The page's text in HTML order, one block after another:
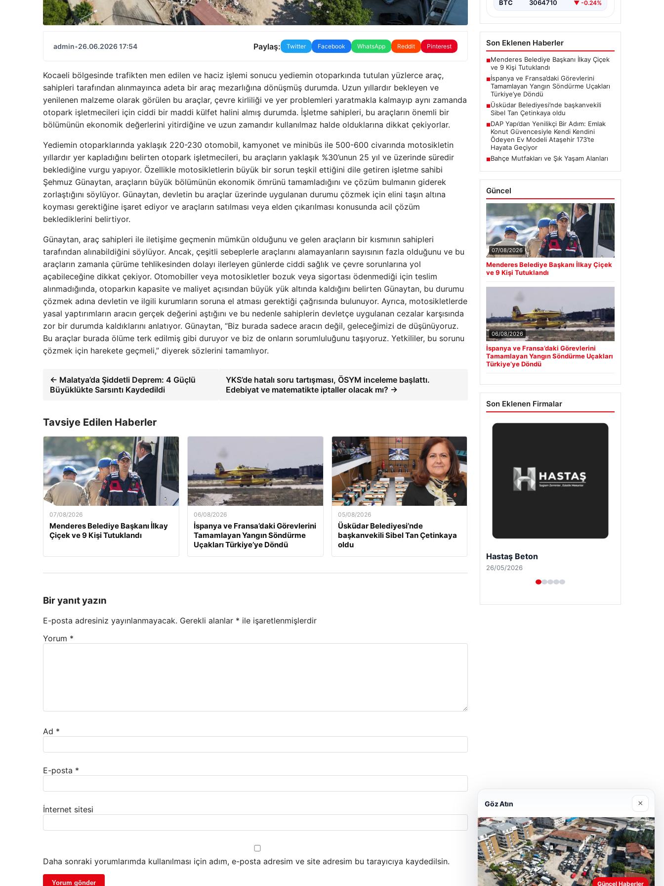
admin•26.06.2026 17:54 Paylaş: Twitter Facebook WhatsApp Reddit Pinterest
Kocaeli bölgesinde trafikten men edilen ve haciz işlemi sonucu yediemin otoparkında tutulan yüzlerce araç,
sahipleri tarafından alınmayınca adeta bir araç mezarlığına dönüşmüş durumda. Uzun yıllardır bekleyen ve
yenilenen malzeme olarak görülen bu araçlar, çevre kirliliği ve yer problemleri yaratmakla kalmayıp aynı zamanda
otopark işletmecileri için ciddi bir maddi külfet halini almış durumda. İşletme sahipleri, bu araçların önemli bir
bölümünün ekonomik değerlerini yitirdiğine ve uzun zamandır kullanılmaz halde olduklarına dikkat çekiyorlar.
Yediemin otoparklarında yaklaşık 220-230 otomobil, kamyonet ve minibüs ile 500-600 civarında motosikletin
yıllardır yer kapladığını belirten otopark işletmecileri, bu araçların yaklaşık %30’unun 25 yıl ve üzerinde süredir
beklediğine vurgu yapıyor. Özellikle motosikletlerin büyük bir sorun teşkil ettiğini dile getiren işletme sahibi
Şehmuz Günaytan, araçların büyük bölümünün ekonomik ömrünü tamamladığını ve çözüm bulmanın giderek
zorlaştığını söylüyor. Günaytan, devletin bu araçlar üzerinde uygulanan durumu çözmek için elini taşın altına
koyması gerektiğine işaret ediyor ve araçların satılması veya elden çıkarılması konusunda acil çözüm
beklediklerini belirtiyor.
Günaytan, araç sahipleri ile iletişime geçmenin mümkün olduğunu ve gelen araçların bir kısmının sahipleri
tarafından alınabildiğini söylüyor. Ancak, çeşitli sebeplerle araçlarını alamayanların sayısının fazla olduğunu ve bu
araçların zamanla çürüme tehlikesinden dolayı ilerleyen günlerde ciddi sağlık ve çevre sorunlarına yol
açabileceğine dikkat çekiyor. Otomobiller veya motosikletler bozuk veya sigortası ödenmediği için teslim
alınmadığında, otoparkın kapasite ve maliyet açısından büyük yük altında kaldığını belirten Günaytan, bu durumu
çözmek adına devletin ve ilgili kurumların soruna el atması gerektiği çağrısında bulunuyor. Ayrıca, motosikletlerde
yasal yaptırımların aracın gerçek değerini aştığını ve bu nedenle sahiplerin devletçe uygulanan cezalar karşısında
zor bir durumda kaldıklarını anlatıyor. Günaytan, “Biz burada sadece aracın değil, geleceğimizi de düşünüyoruz.
Bu araçlar burada ölüme terk edilmiş gibi duruyor ve biz de onların sorumluluğunu taşıyoruz. Yetkililer, bu sorunu
çözmek için harekete geçmeli,” diyerek sözlerini tamamlıyor.
← Malatya’da Şiddetli Deprem: 4 Güçlü
Büyüklükte Sarsıntı Kaydedildi
YKS’de hatalı soru tartışması, ÖSYM inceleme başlattı.
Edebiyat ve matematikte iptaller olacak mı? →
Tavsiye Edilen Haberler
07/08/2026
Menderes Belediye Başkanı İlkay
Çiçek ve 9 Kişi Tutuklandı
06/08/2026
İspanya ve Fransa’daki Görevlerini
Tamamlayan Yangın Söndürme
Uçakları Türkiye’ye Döndü
05/08/2026
Üsküdar Belediyesi’nde
başkanvekili Sibel Tan Çetinkaya
oldu
Bir yanıt yazın
E-posta adresiniz yayınlanmayacak. Gerekli alanlar * ile işaretlenmişlerdir
Yorum *
Ad *
E-posta *
İnternet sitesi
Daha sonraki yorumlarımda kullanılması için adım, e-posta adresim ve site adresim bu tarayıcıya kaydedilsin.
BTC 3064710 ▼ -0.24%
Son Eklenen Haberler
■Menderes Belediye Başkanı İlkay Çiçek
ve 9 Kişi Tutuklandı
■İspanya ve Fransa’daki Görevlerini
Tamamlayan Yangın Söndürme Uçakları
Türkiye’ye Döndü
■Üsküdar Belediyesi’nde başkanvekili
Sibel Tan Çetinkaya oldu
■DAP Yapı’dan Yenilikçi Bir Adım: Emlak
Konut Güvencesiyle Kendi Kendini
Ödeyen Ev Modeli Ataşehir 173’te
Hayata Geçiyor
■Bahçe Mutfakları ve Şık Yaşam Alanları
Güncel
07/08/2026
Menderes Belediye Başkanı İlkay Çiçek
ve 9 Kişi Tutuklandı
06/08/2026
İspanya ve Fransa’daki Görevlerini
Tamamlayan Yangın Söndürme Uçakları
Türkiye’ye Döndü
Son Eklenen Firmalar
Enes Kaplan Avukatlık Bürosu
28/04/2026
Göz Atın ×
Güncel Haberler